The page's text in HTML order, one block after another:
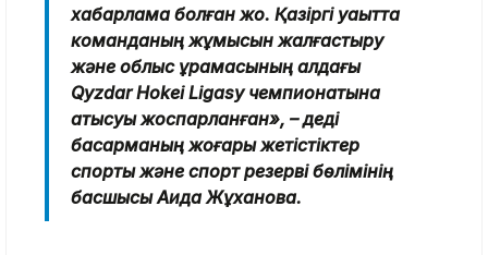
хабарлама болған жоқ. Қазіргі уақытта
команданың жұмысын жалғастыру
және облыс құрамасының алдағы
Qyzdar Hokei Ligasy чемпионатына
қатысуы жоспарланған», – деді
басқарманың жоғары жетістіктер
спорты және спорт резерві бөлімінің
басшысы Аида Жұханова.